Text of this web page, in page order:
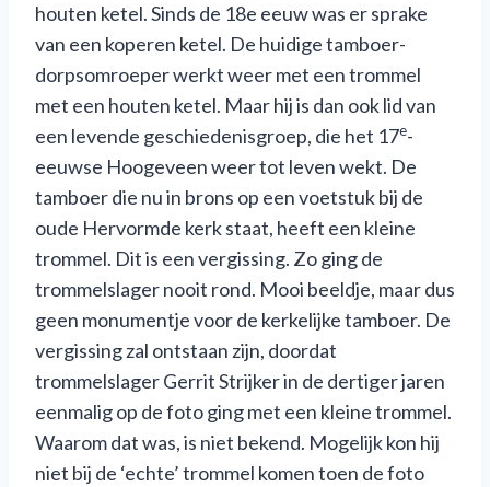
houten ketel. Sinds de 18e eeuw was er sprake
van een koperen ketel. De huidige tamboer-
dorpsomroeper werkt weer met een trommel
met een houten ketel. Maar hij is dan ook lid van
een levende geschiedenisgroep, die het 17e-
eeuwse Hoogeveen weer tot leven wekt. De
tamboer die nu in brons op een voetstuk bij de
oude Hervormde kerk staat, heeft een kleine
trommel. Dit is een vergissing. Zo ging de
trommelslager nooit rond. Mooi beeldje, maar dus
geen monumentje voor de kerkelijke tamboer. De
vergissing zal ontstaan zijn, doordat
trommelslager Gerrit Strijker in de dertiger jaren
eenmalig op de foto ging met een kleine trommel.
Waarom dat was, is niet bekend. Mogelijk kon hij
niet bij de ‘echte’ trommel komen toen de foto